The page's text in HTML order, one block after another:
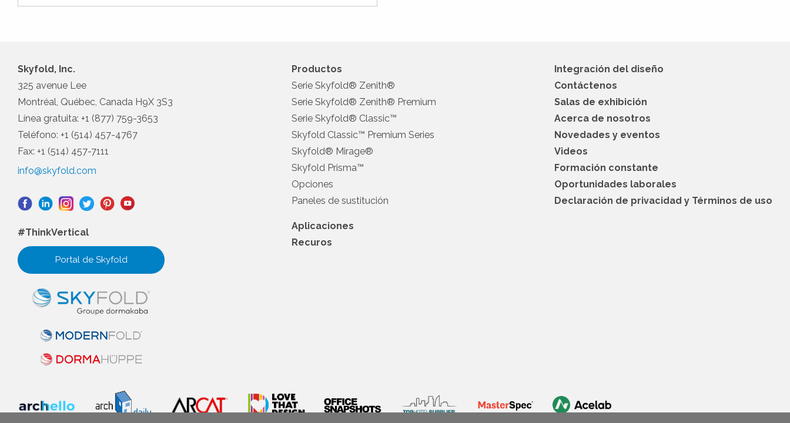
Skyfold, Inc.
325 avenue Lee
Montréal, Québec, Canada H9X 3S3
Línea gratuita: +1 (877) 759-3653
Teléfono: +1 (514) 457-4767
Fax: +1 (514) 457-7111
info@skyfold.com
#ThinkVertical
Productos
Serie Skyfold® Zenith®
Serie Skyfold® Zenith® Premium
Serie Skyfold® Classic™
Skyfold Classic™ Premium Series
Skyfold® Mirage®
Skyfold Prisma™
Opciones
Paneles de sustitución
Aplicaciones
Recuros
Integración del diseño
Contáctenos
Salas de exhibición
Acerca de nosotros
Novedades y eventos
Videos
Formación constante
Oportunidades laborales
Declaración de privacidad y Términos de uso
Portal de Skyfold